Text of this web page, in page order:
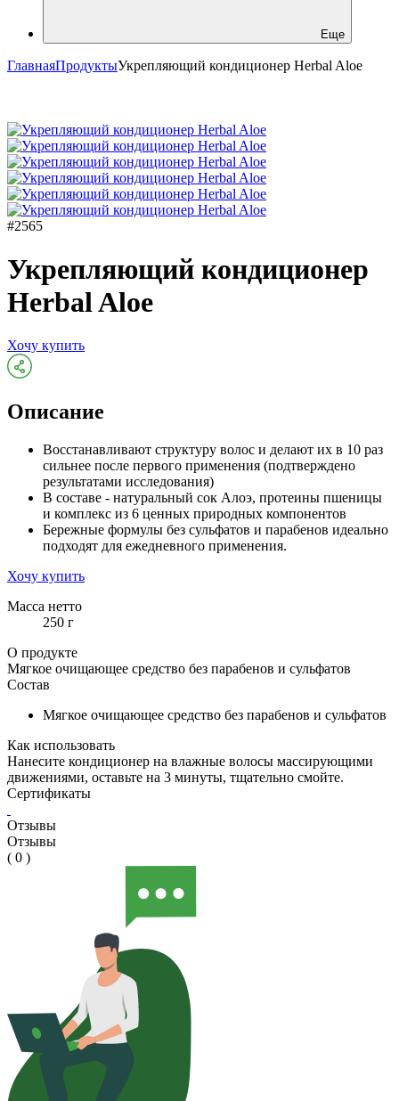
Еще
ГлавнаяПродуктыУкрепляющий кондиционер Herbal Aloe
#2565
Укрепляющий кондиционер
Herbal Aloe
Хочу купить
Описание
Восстанавливают структуру волос и делают их в 10 раз
сильнее после первого применения (подтверждено
результатами исследования)
В составе - натуральный сок Алоэ, протеины пшеницы
и комплекс из 6 ценных природных компонентов
Бережные формулы без сульфатов и парабенов идеально
подходят для ежедневного применения.
Хочу купить
Масса нетто
250 г
О продукте
Мягкое очищающее средство без парабенов и сульфатов
Состав
Мягкое очищающее средство без парабенов и сульфатов
Как использовать
Нанесите кондиционер на влажные волосы массирующими
движениями, оставьте на 3 минуты, тщательно смойте.
Сертификаты
Отзывы
Отзывы
( 0 )